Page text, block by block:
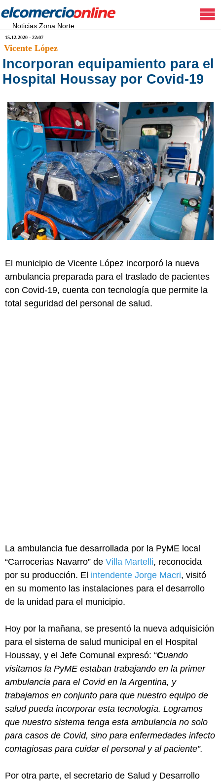
Noticias Zona Norte
15.12.2020 - 22:07
Vicente López
Incorporan equipamiento para el
Hospital Houssay por Covid-19
El municipio de Vicente López incorporó la nueva
ambulancia preparada para el traslado de pacientes
con Covid-19, cuenta con tecnología que permite la
total seguridad del personal de salud.
La ambulancia fue desarrollada por la PyME local
“Carrocerias Navarro” de Villa Martelli, reconocida
por su producción. El intendente Jorge Macri, visitó
en su momento las instalaciones para el desarrollo
de la unidad para el municipio.
Hoy por la mañana, se presentó la nueva adquisición
para el sistema de salud municipal en el Hospital
Houssay, y el Jefe Comunal expresó: “Cuando
visitamos la PyME estaban trabajando en la primer
ambulancia para el Covid en la Argentina, y
trabajamos en conjunto para que nuestro equipo de
salud pueda incorporar esta tecnología. Logramos
que nuestro sistema tenga esta ambulancia no solo
para casos de Covid, sino para enfermedades infecto
contagiosas para cuidar el personal y al paciente”.
Por otra parte, el secretario de Salud y Desarrollo